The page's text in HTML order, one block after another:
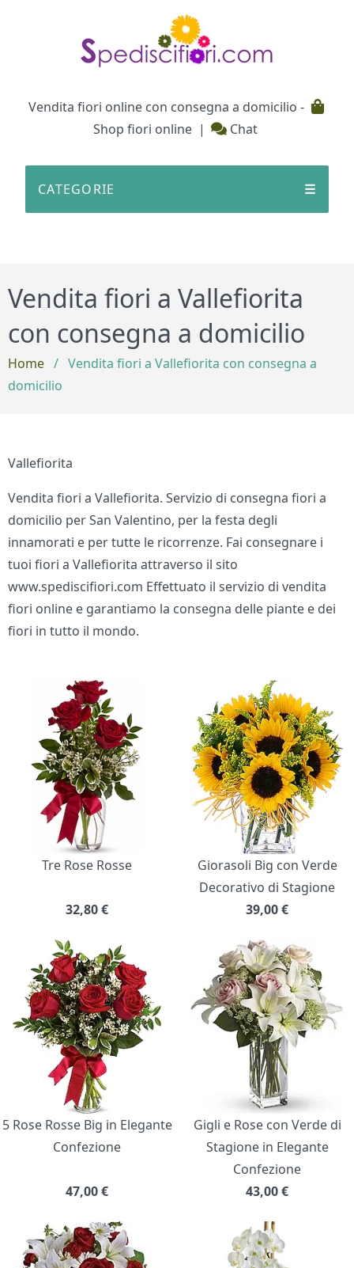
Vendita fiori online con consegna a domicilio -
Shop fiori online | Chat
CATEGORIE ☰
Vendita fiori a Vallefiorita
con consegna a domicilio
Home / Vendita fiori a Vallefiorita con consegna a
domicilio
Vallefiorita
Vendita fiori a Vallefiorita. Servizio di consegna fiori a
domicilio per San Valentino, per la festa degli
innamorati e per tutte le ricorrenze. Fai consegnare i
tuoi fiori a Vallefiorita attraverso il sito
www.spediscifiori.com Effettuato il servizio di vendita
fiori online e garantiamo la consegna delle piante e dei
fiori in tutto il mondo.
Bouquet di fiori
Tre Rose Rosse
32,80€
Giorasoli Big con Verde
Decorativo di Stagione
39,00€
5 Rose Rosse Big in Elegante
Confezione
47,00€
Gigli e Rose con Verde di
Stagione in Elegante
Confezione
43,00€